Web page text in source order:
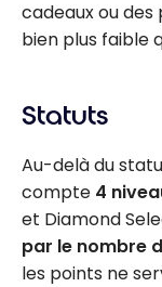
cadeaux ou des
bien plus faible
Statuts
Au-delà du
compte 4
et Diamond
par le nombre
les points ne